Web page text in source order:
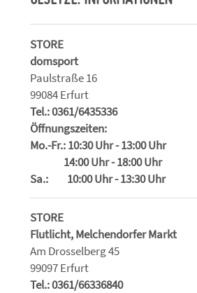
STORE
domsport
Paulstraße 16
99084 Erfurt
Tel.: 0361/6435336
Öffnungszeiten:
Mo.-Fr.: 10:30 Uhr - 13:00 Uhr
14:00 Uhr - 18:00 Uhr
Sa.: 10:00 Uhr - 13:30 Uhr
STORE
Flutlicht, Melchendorfer Markt
Am Drosselberg 45
99097 Erfurt
Tel.: 0361/66336840